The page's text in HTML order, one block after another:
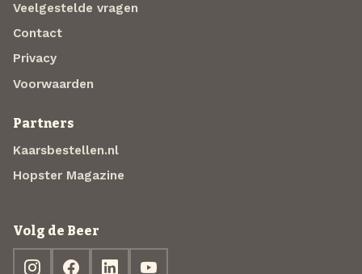
Veelgestelde vragen
Contact
Privacy
Voorwaarden
Partners
Kaarsbestellen.nl
Hopster Magazine
Volg de Beer